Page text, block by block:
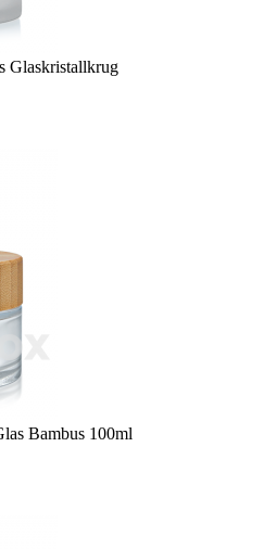
Glaskristallkrug
Bambus 100ml